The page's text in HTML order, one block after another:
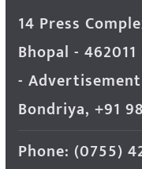
14 Press
Bhopal -
-
Bondriya, +91
Phone: (0755)